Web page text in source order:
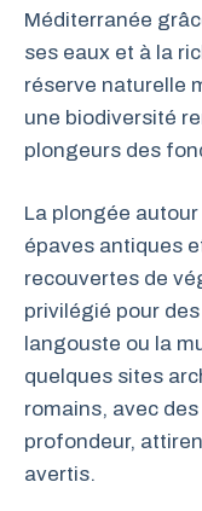
Méditerranée
ses eaux et à la
réserve naturelle
une biodiversité
plongeurs des
La plongée
épaves antiques
recouvertes de
privilégié pour
langouste ou la
quelques sites
romains, avec
profondeur,
avertis.